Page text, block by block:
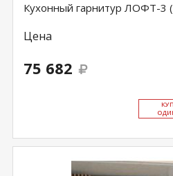
Кухонный гарнитур ЛОФТ-3
Цена
75 682